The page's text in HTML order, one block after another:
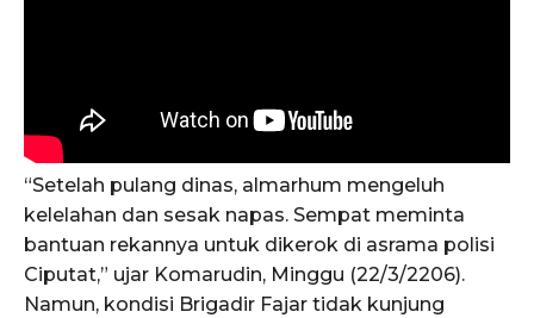
“Setelah pulang dinas, almarhum mengeluh
kelelahan dan sesak napas. Sempat meminta
bantuan rekannya untuk dikerok di asrama polisi
Ciputat,” ujar Komarudin, Minggu (22/3/2206).
Namun, kondisi Brigadir Fajar tidak kunjung